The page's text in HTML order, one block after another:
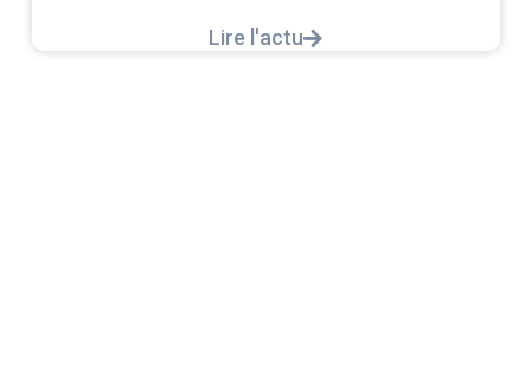
Lire l'actu